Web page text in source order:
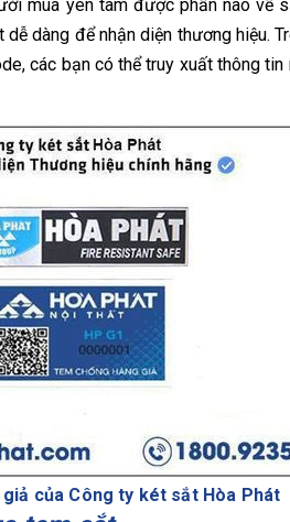
mua yên tâm được phần nào về
dàng để nhận diện thương hiệu.
các bạn có thể truy xuất thông
của Công ty két sắt Hòa Phát